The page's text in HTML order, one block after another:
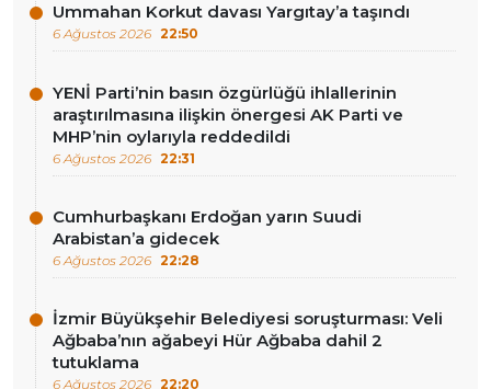
Ummahan Korkut davası Yargıtay’a taşındı
6 Ağustos 2026 22:50
YENİ Parti’nin basın özgürlüğü ihlallerinin
araştırılmasına ilişkin önergesi AK Parti ve
MHP’nin oylarıyla reddedildi
6 Ağustos 2026 22:31
Cumhurbaşkanı Erdoğan yarın Suudi
Arabistan’a gidecek
6 Ağustos 2026 22:28
İzmir Büyükşehir Belediyesi soruşturması: Veli
Ağbaba’nın ağabeyi Hür Ağbaba dahil 2
tutuklama
6 Ağustos 2026 22:20